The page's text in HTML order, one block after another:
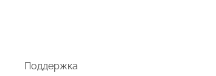
Поддержка